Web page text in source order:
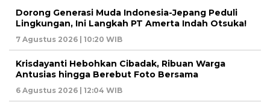
Dorong Generasi Muda Indonesia-Jepang Peduli
Lingkungan, Ini Langkah PT Amerta Indah Otsuka!
7 Agustus 2026 | 10:20 WIB
Krisdayanti Hebohkan Cibadak, Ribuan Warga
Antusias hingga Berebut Foto Bersama
6 Agustus 2026 | 12:04 WIB